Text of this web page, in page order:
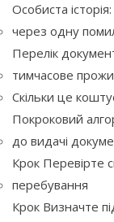
Особиста
через одну
Перелік
тимчасове
Скільки це
Покроковий
до видачі
Крок Перевірте
перебування
Крок Визначте